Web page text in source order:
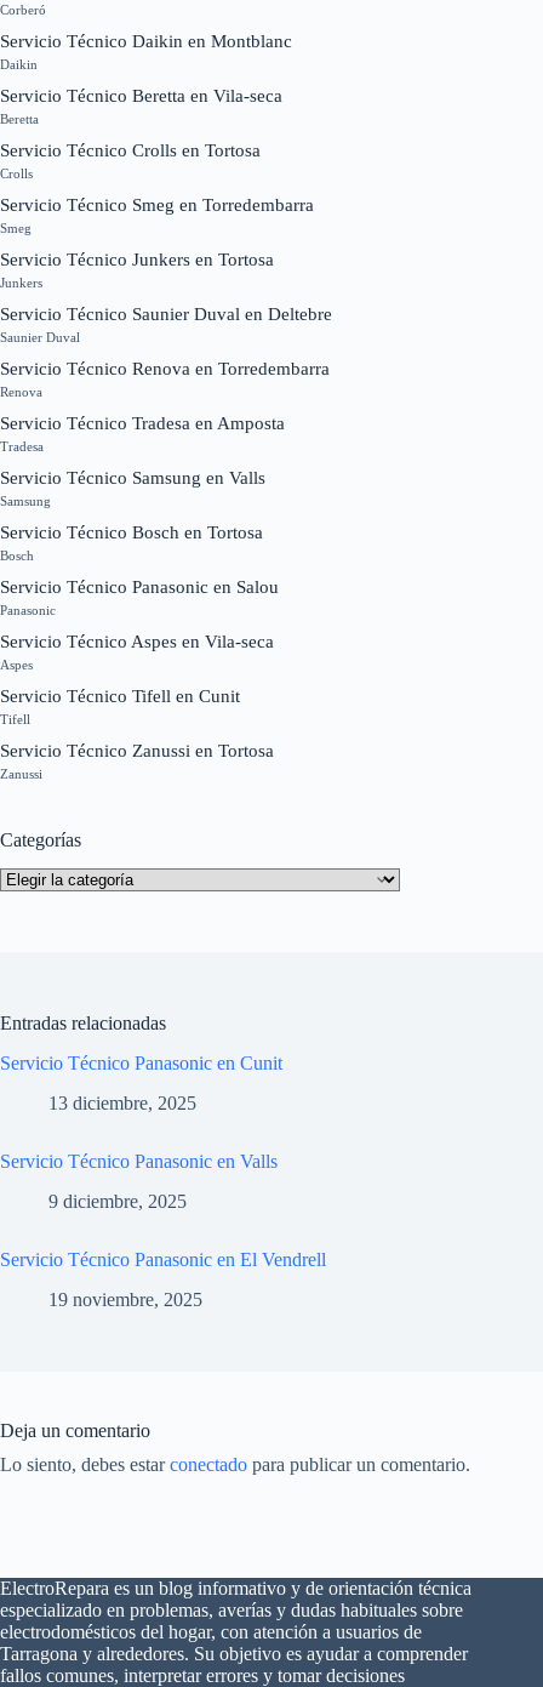
Corberó
Servicio Técnico Daikin en Montblanc
Daikin
Servicio Técnico Beretta en Vila-seca
Beretta
Servicio Técnico Crolls en Tortosa
Crolls
Servicio Técnico Smeg en Torredembarra
Smeg
Servicio Técnico Junkers en Tortosa
Junkers
Servicio Técnico Saunier Duval en Deltebre
Saunier Duval
Servicio Técnico Renova en Torredembarra
Renova
Servicio Técnico Tradesa en Amposta
Tradesa
Servicio Técnico Samsung en Valls
Samsung
Servicio Técnico Bosch en Tortosa
Bosch
Servicio Técnico Panasonic en Salou
Panasonic
Servicio Técnico Aspes en Vila-seca
Aspes
Servicio Técnico Tifell en Cunit
Tifell
Servicio Técnico Zanussi en Tortosa
Zanussi
Categorías
Categorías
Entradas relacionadas
Servicio Técnico Panasonic en Cunit
13 diciembre, 2025
Servicio Técnico Panasonic en Valls
9 diciembre, 2025
Servicio Técnico Panasonic en El Vendrell
19 noviembre, 2025
Deja un comentario
Lo siento, debes estarconectado para publicar un comentario.
ElectroRepara es un blog informativo y de orientación técnica
especializado en problemas, averías y dudas habituales sobre
electrodomésticos del hogar, con atención a usuarios de
Tarragona y alrededores. Su objetivo es ayudar a comprender
fallos comunes, interpretar errores y tomar decisiones